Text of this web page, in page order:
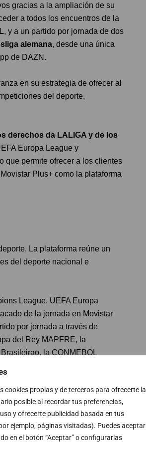
cookies propias y de terceros para ofrecerte la
posible al recordar tus preferencias,
y ofrecerte publicidad basada en tus
ejemplo, páginas visitadas). Puedes aceptar
en el botón “Aceptar” o configurarlas
gracias a la ampliación de su
a todos los encuentros de la
, y a un partido por jornada de dos
alemana, desde una única
de DAZN.
en su estrategia de ofrecer al
del deporte,
derechos da LALIGA y de los
Europa League y
que permite ofrecer a los clientes
Plus+ como la plataforma
La plataforma reúne un
del deporte nacional e
League, UEFA Europa
de la jornada en Movistar
por jornada a través de
del Rey MAPFRE, la
la CONMEBOL
Saudi League y la Primera
Copa Davis, Wimbledon, todos
y Open de Australia (a través de
los Test Matches,
de Honor y la Liga Iberdrola; el
Open Championship, US